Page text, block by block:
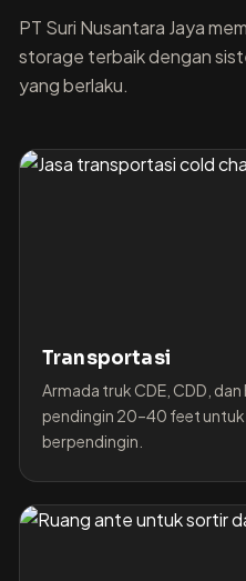
PT Suri Nusantara Jaya
storage terbaik dengan
yang berlaku.
Transportasi
Armada truk CDE, CDD,
pendingin 20–40 feet
berpendingin.